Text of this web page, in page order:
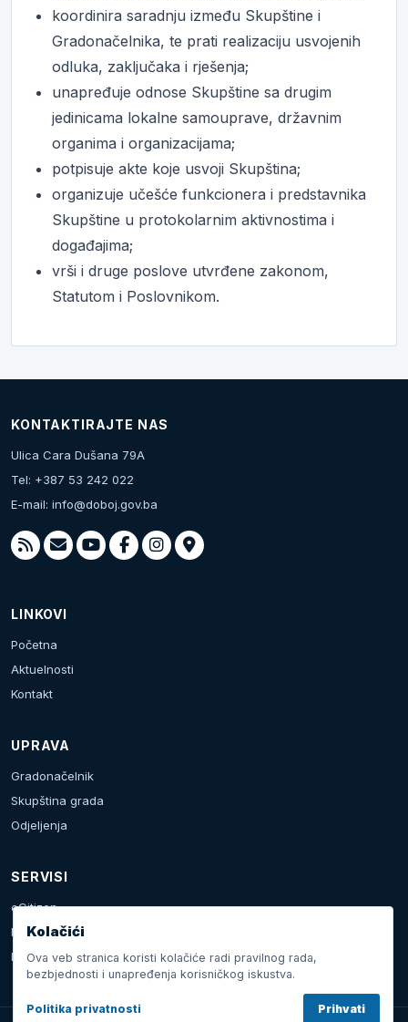
koordinira saradnju između Skupštine i
Gradonačelnika, te prati realizaciju usvojenih
odluka, zaključaka i rješenja;
unapređuje odnose Skupštine sa drugim
jedinicama lokalne samouprave, državnim
organima i organizacijama;
potpisuje akte koje usvoji Skupština;
organizuje učešće funkcionera i predstavnika
Skupštine u protokolarnim aktivnostima i
događajima;
vrši i druge poslove utvrđene zakonom,
Statutom i Poslovnikom.
KONTAKTIRAJTE NAS
Ulica Cara Dušana 79A
Tel: +387 53 242 022
E-mail: info@doboj.gov.ba
LINKOVI
Početna
Aktuelnosti
Kontakt
UPRAVA
Gradonačelnik
Skupština grada
Odjeljenja
SERVISI
eCitizen
Prijava problema
Kalendar dešavanja
Kolačići
Ova veb stranica koristi kolačiće radi pravilnog rada,
bezbjednosti i unapređenja korisničkog iskustva.
Politika privatnosti Prihvati